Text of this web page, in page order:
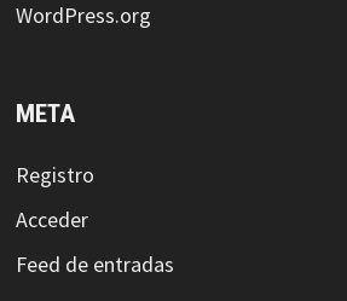
WordPress.org
META
Registro
Acceder
Feed de entradas